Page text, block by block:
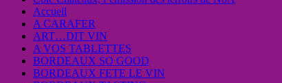
Accueil
A CARAFER
ART…DIT VIN
A VOS TABLETTES
BORDEAUX SO GOOD
BORDEAUX FETE LE VIN